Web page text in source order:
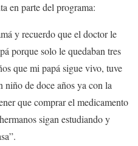
en parte del programa:
y recuerdo que el doctor le
porque solo le quedaban tres
que mi papá sigue vivo, tuve
niño de doce años ya con la
que comprar el medicamento
sigan estudiando y